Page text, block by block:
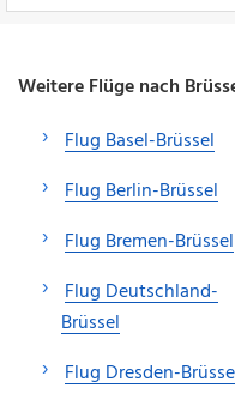
Weitere Flüge nach
Flug Basel-Brüssel
Flug Berlin-Brüssel
Flug Bremen-Brüssel
Flug Deutschland-
Brüssel
Flug Dresden-